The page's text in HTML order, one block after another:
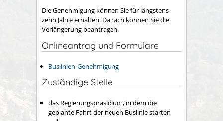
Die Genehmigung können Sie für längstens
zehn Jahre erhalten. Danach können Sie die
Verlängerung beantragen.
Onlineantrag und Formulare
Buslinien-Genehmigung
Zuständige Stelle
das Regierungspräsidium, in dem die
geplante Fahrt der neuen Buslinie starten